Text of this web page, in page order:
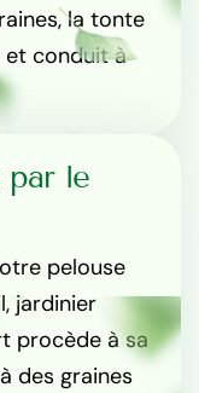
la tonte
et conduit à
par le
pelouse
jardinier
procède à sa
des graines